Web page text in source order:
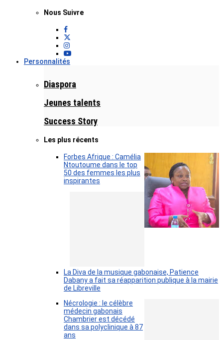
Nous Suivre
Personnalités
Diaspora
Jeunes talents
Success Story
Les plus récents
Forbes Afrique : Camélia
Ntoutoume dans le top
50 des femmes les plus
inspirantes
La Diva de la musique gabonaise, Patience
Dabany a fait sa réapparition publique à la mairie
de Libreville
Nécrologie : le célèbre
médecin gabonais
Chambrier est décédé
dans sa polyclinique à 87
ans